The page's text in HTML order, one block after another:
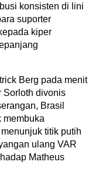
konsisten di lini
suporter
kiper
Berg pada menit
Sorloth divonis
Brasil
membuka
titik putih
ulang VAR
Matheus